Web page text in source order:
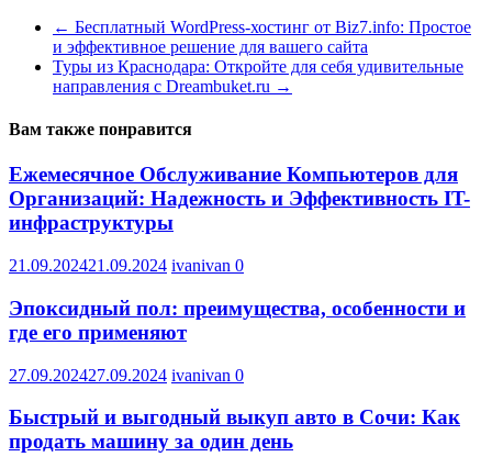
← Бесплатный WordPress-хостинг от Biz7.info: Простое
и эффективное решение для вашего сайта
Туры из Краснодара: Откройте для себя удивительные
направления с Dreambuket.ru →
Вам также понравится
Ежемесячное Обслуживание Компьютеров для
Организаций: Надежность и Эффективность IT-
инфраструктуры
21.09.202421.09.2024 ivanivan 0
Эпоксидный пол: преимущества, особенности и
где его применяют
27.09.202427.09.2024 ivanivan 0
Быстрый и выгодный выкуп авто в Сочи: Как
продать машину за один день